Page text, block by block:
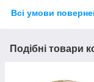
Всі умови
Подібні товари